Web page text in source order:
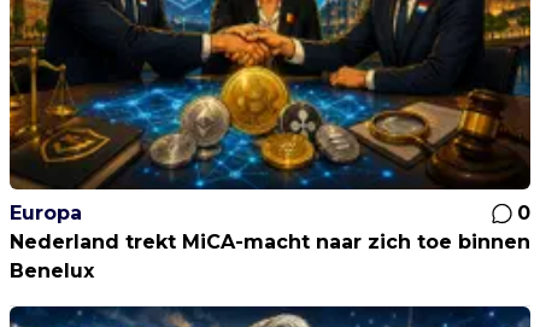
Europa
0
Nederland trekt MiCA-macht naar zich toe binnen
Benelux